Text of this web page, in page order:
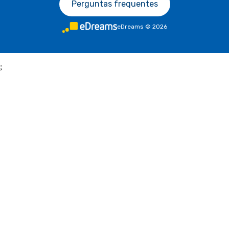
Perguntas frequentes
eDreams © 2026
;